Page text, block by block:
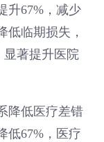
升67%，减少
低临期损失，
显著提升医院
降低医疗差错
低67%，医疗